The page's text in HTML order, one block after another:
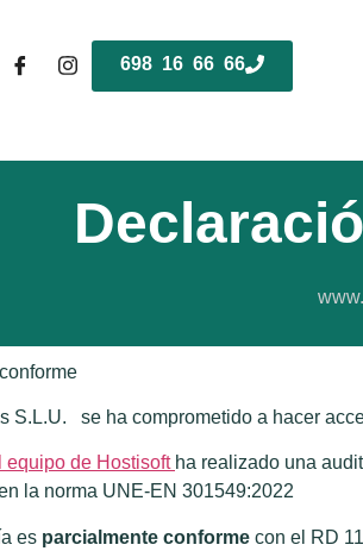
698 16 66 66
S.L.U. se ha comprometido a hacer
equipo de Hostisoft ha realizado una
la norma UNE-EN 301549:2022
es parcialmente conforme con el RD